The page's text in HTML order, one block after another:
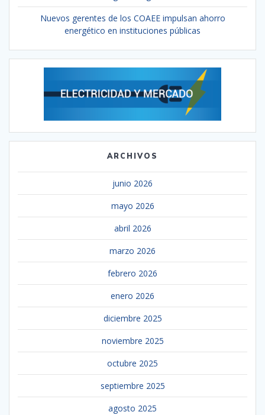
Nuevos gerentes de los COAEE impulsan ahorro
energético en instituciones públicas
ARCHIVOS
junio 2026
mayo 2026
abril 2026
marzo 2026
febrero 2026
enero 2026
diciembre 2025
noviembre 2025
octubre 2025
septiembre 2025
agosto 2025